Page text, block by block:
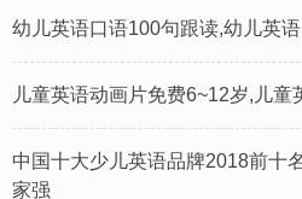
幼儿英语口语100句跟读,幼儿英
儿童英语动画片免费6~12岁,儿
中国十大少儿英语品牌2018前十
家强